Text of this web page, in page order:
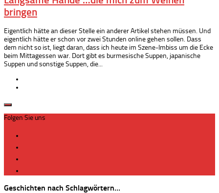
bringen
Eigentlich hätte an dieser Stelle ein anderer Artikel stehen müssen. Und
eigentlich hätte er schon vor zwei Stunden online gehen sollen. Dass
dem nicht so ist, liegt daran, dass ich heute im Szene-Imbiss um die Ecke
beim Mittagessen war. Dort gibt es burmesische Suppen, japanische
Suppen und sonstige Suppen, die...
Folgen Sie uns
Geschichten nach Schlagwörtern…